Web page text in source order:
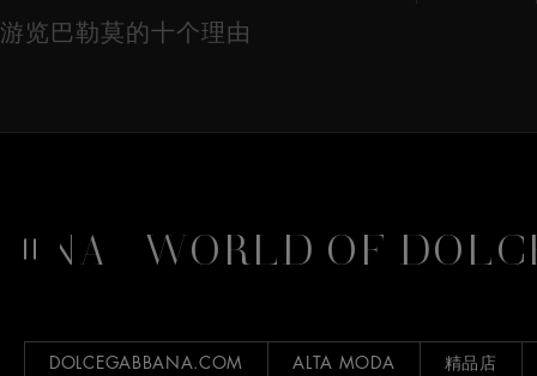
游览巴勒莫的十个理由
WORLD OF
DOLCEGABBANA.COM ALTA MODA 精品店